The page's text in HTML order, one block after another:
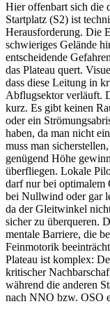
Hier offenbart sich die
Startplatz (S2) ist
Herausforderung. Die
schwieriges Gelände
entscheidende
das Plateau quert.
dass diese Leitung in
Abflugsektor verläuft.
kurz. Es gibt keinen
oder ein
haben, da man nicht
muss man
genügend Höhe
überfliegen. Lokale
darf nur bei optimalem
bei Nullwind oder gar
da der Gleitwinkel
sicher zu überqueren.
mentale Barriere, die
Feinmotorik
Plateau ist komplex:
kritischer
während die anderen
nach NNO bzw. OSO